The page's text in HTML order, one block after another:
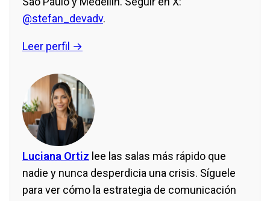
@stefan_devadv.
Leer perfil →
Luciana Ortiz lee las salas más rápido que
nadie y nunca desperdicia una crisis. Síguele
para ver cómo la estrategia de comunicación